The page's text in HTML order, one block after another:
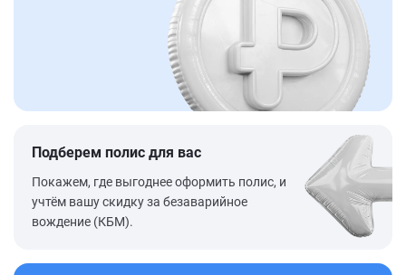
Подберем полис для вас
Покажем, где выгоднее оформить полис, и
учтём вашу скидку за безаварийное
вождение (КБМ).